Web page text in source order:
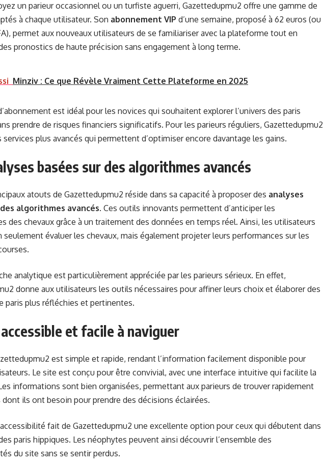
un parieur occasionnel ou un turfiste aguerri, Gazettedupmu2 offre une gamme de
à chaque utilisateur. Son abonnement VIP d’une semaine, proposé à 62 euros (ou
permet aux nouveaux utilisateurs de se familiariser avec la plateforme tout en
pronostics de haute précision sans engagement à long terme.
Minziv : Ce que Révèle Vraiment Cette Plateforme en 2025
est idéal pour les novices qui souhaitent explorer l’univers des paris
prendre de risques financiers significatifs. Pour les parieurs réguliers, Gazettedupmu2
services plus avancés qui permettent d’optimiser encore davantage les gains.
basées sur des algorithmes avancés
atouts de Gazettedupmu2 réside dans sa capacité à proposer des analyses
algorithmes avancés. Ces outils innovants permettent d’anticiper les
des chevaux grâce à un traitement des données en temps réel. Ainsi, les utilisateurs
seulement évaluer les chevaux, mais également projeter leurs performances sur les
analytique est particulièrement appréciée par les parieurs sérieux. En effet,
donne aux utilisateurs les outils nécessaires pour affiner leurs choix et élaborer des
paris plus réfléchies et pertinentes.
et facile à naviguer
est simple et rapide, rendant l’information facilement disponible pour
Le site est conçu pour être convivial, avec une interface intuitive qui facilite la
informations sont bien organisées, permettant aux parieurs de trouver rapidement
ils ont besoin pour prendre des décisions éclairées.
fait de Gazettedupmu2 une excellente option pour ceux qui débutent dans
paris hippiques. Les néophytes peuvent ainsi découvrir l’ensemble des
du site sans se sentir perdus.